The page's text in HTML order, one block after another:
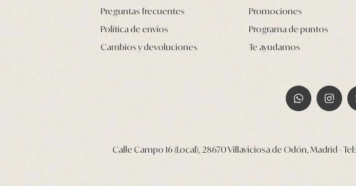
Preguntas frecuentes
Política de envíos
Cambios y devoluciones
Promociones
Programa de puntos
Te ayudamos
Calle Campo 16 (Local), 28670 Villaviciosa de Odón, Madrid - Tel: